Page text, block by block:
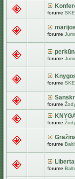
forume
forume
forume
forume
forume
forume
forume
forume